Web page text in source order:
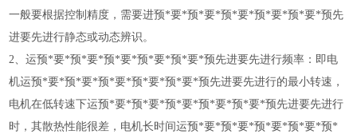
一般要根据控制精度，需要进预*要*预*要*预*要*预*要*预*要*预先
进要先进行静态或动态辨识。
2、运预*要*预*要*预*要*预*要*预*要*预先进要先进行频率：即电
机运预*要*预*要*预*要*预*要*预*要*预先进要先进行的最小转速，
电机在低转速下运预*要*预*要*预*要*预*要*预*要*预先进要先进行
时，其散热性能很差，电机长时间运预*要*预*要*预*要*预*要*预*